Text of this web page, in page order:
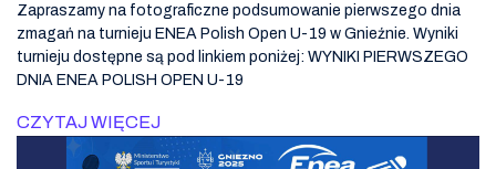
Zapraszamy na fotograficzne podsumowanie pierwszego dnia
zmagań na turnieju ENEA Polish Open U-19 w Gnieźnie. Wyniki
turnieju dostępne są pod linkiem poniżej: WYNIKI PIERWSZEGO
DNIA ENEA POLISH OPEN U-19
CZYTAJ WIĘCEJ